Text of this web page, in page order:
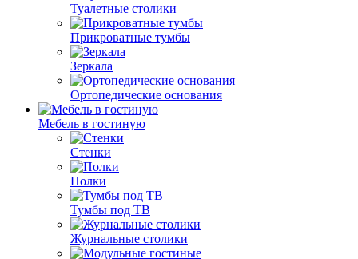
Туалетные столики
Прикроватные тумбы
Зеркала
Ортопедические основания
Мебель в гостиную
Стенки
Полки
Тумбы под ТВ
Журнальные столики